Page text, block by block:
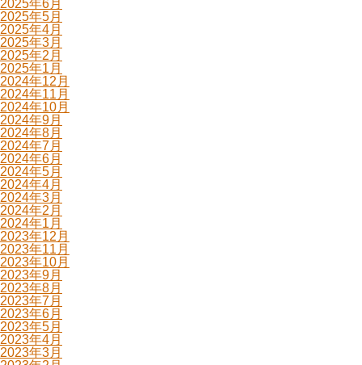
2025年6月
2025年5月
2025年4月
2025年3月
2025年2月
2025年1月
2024年12月
2024年11月
2024年10月
2024年9月
2024年8月
2024年7月
2024年6月
2024年5月
2024年4月
2024年3月
2024年2月
2024年1月
2023年12月
2023年11月
2023年10月
2023年9月
2023年8月
2023年7月
2023年6月
2023年5月
2023年4月
2023年3月